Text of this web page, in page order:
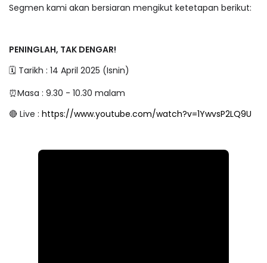
Segmen kami akan bersiaran mengikut ketetapan berikut:
PENINGLAH, TAK DENGAR!
🗓 Tarikh : 14 April 2025 (Isnin)
⏰Masa : 9.30 - 10.30 malam
🔴 Live : https://www.youtube.com/watch?v=1YwvsP2LQ9U